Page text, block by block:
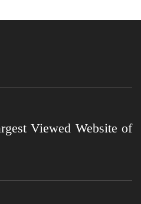
Viewed Website of